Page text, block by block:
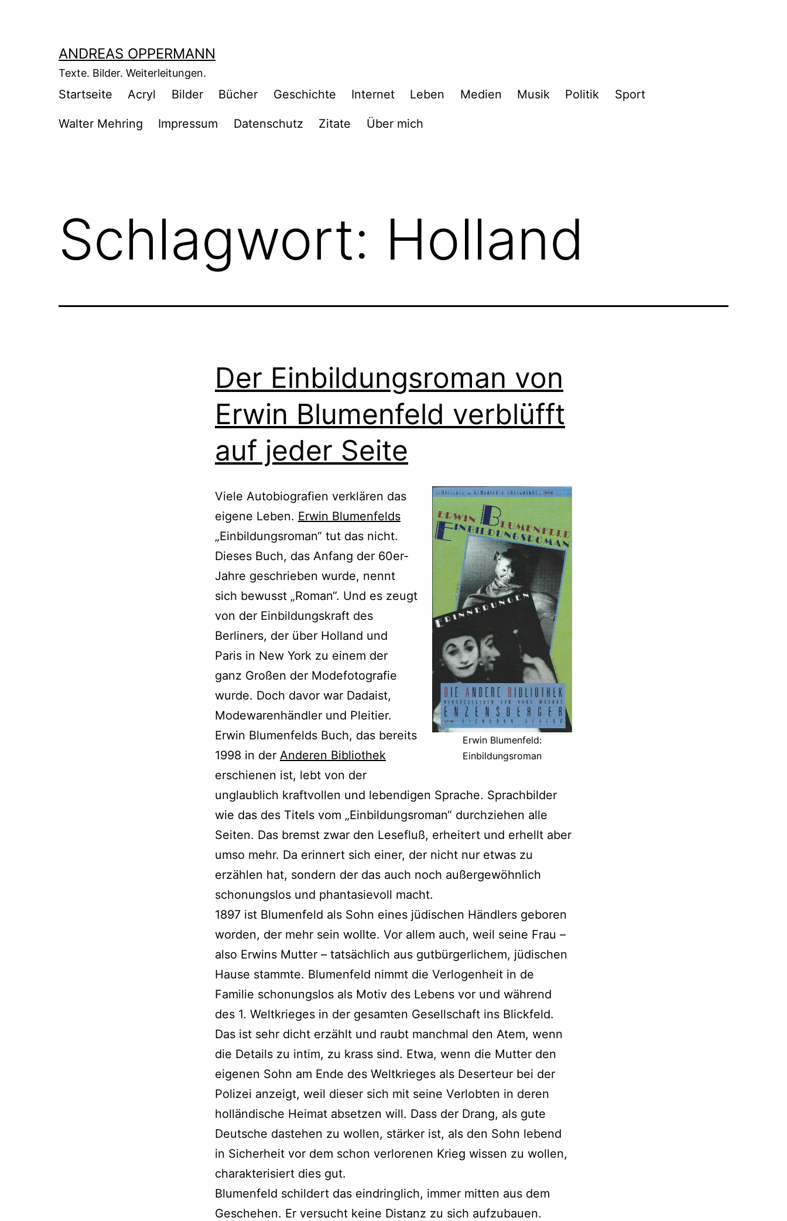
ANDREAS OPPERMANN
Texte. Bilder. Weiterleitungen.
Startseite Acryl Bilder Bücher Geschichte Internet Leben Medien Musik Politik Sport
Walter Mehring Impressum Datenschutz Zitate Über mich
Schlagwort: Holland
Der Einbildungsroman von
Erwin Blumenfeld verblüfft
auf jeder Seite
Erwin Blumenfeld:
Einbildungsroman
Viele Autobiografien verklären das
eigene Leben. Erwin Blumenfelds
„Einbildungsroman“ tut das nicht.
Dieses Buch, das Anfang der 60er-
Jahre geschrieben wurde, nennt
sich bewusst „Roman“. Und es zeugt
von der Einbildungskraft des
Berliners, der über Holland und
Paris in New York zu einem der
ganz Großen der Modefotografie
wurde. Doch davor war Dadaist,
Modewarenhändler und Pleitier.
Erwin Blumenfelds Buch, das bereits
1998 in der Anderen Bibliothek
erschienen ist, lebt von der
unglaublich kraftvollen und lebendigen Sprache. Sprachbilder
wie das des Titels vom „Einbildungsroman“ durchziehen alle
Seiten. Das bremst zwar den Lesefluß, erheitert und erhellt aber
umso mehr. Da erinnert sich einer, der nicht nur etwas zu
erzählen hat, sondern der das auch noch außergewöhnlich
schonungslos und phantasievoll macht.
1897 ist Blumenfeld als Sohn eines jüdischen Händlers geboren
worden, der mehr sein wollte. Vor allem auch, weil seine Frau –
also Erwins Mutter – tatsächlich aus gutbürgerlichem, jüdischen
Hause stammte. Blumenfeld nimmt die Verlogenheit in de
Familie schonungslos als Motiv des Lebens vor und während
des 1. Weltkrieges in der gesamten Gesellschaft ins Blickfeld.
Das ist sehr dicht erzählt und raubt manchmal den Atem, wenn
die Details zu intim, zu krass sind. Etwa, wenn die Mutter den
eigenen Sohn am Ende des Weltkrieges als Deserteur bei der
Polizei anzeigt, weil dieser sich mit seine Verlobten in deren
holländische Heimat absetzen will. Dass der Drang, als gute
Deutsche dastehen zu wollen, stärker ist, als den Sohn lebend
in Sicherheit vor dem schon verlorenen Krieg wissen zu wollen,
charakterisiert dies gut.
Blumenfeld schildert das eindringlich, immer mitten aus dem
Geschehen. Er versucht keine Distanz zu sich aufzubauen.